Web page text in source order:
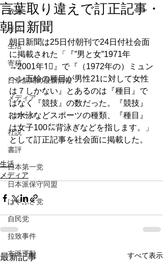
政治
経済
生活
寄稿
日章新聞の最新情報
メディア
スポーツ
社説
書評
日本第一党
日本派保守同盟
はやぶさ党
自民党
拉致事件
右派運動
言葉取り違えで訂正記事・
朝日新聞
朝日新聞は25日付朝刊で24日付社会面
に掲載された「『”男と女”1971年
→2001年1⃣』で『（1972年の）ミュン
ヘン五輪の種目が男性21に対して女性
は７しかない』とあるのは『種目』で
はなく『競技』の数だった。『競技』
は水泳などスポーツの種類、『種目』
は女子100㍍背泳ぎなどを指します。」
として訂正記事を社会面に掲載した。
生活
メディア
最新記事 すべて表示